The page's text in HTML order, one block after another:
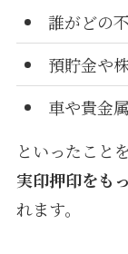
誰がどの
預貯金や
車や貴金
といったこと
実印押印をも
れます。